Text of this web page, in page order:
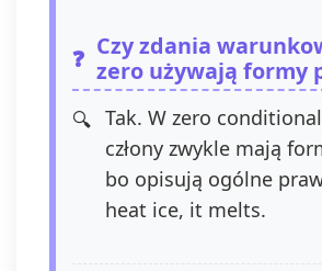
Czy zdania
zero używają formy
Tak. W zero
człony zwykle mają
bo opisują ogólne
heat ice, it melts.